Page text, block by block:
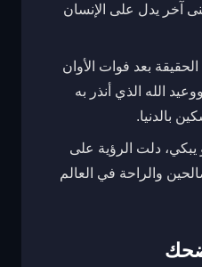
آخر يدل على الإنسان
بعد فوات الأوان
الله الذي أنذر به
بالدنيا.
دلت الرؤية على
والراحة في العالم